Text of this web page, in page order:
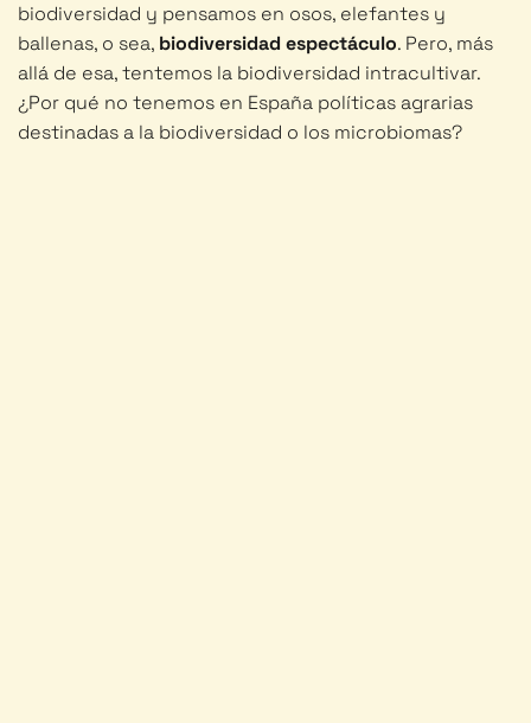
biodiversidad y pensamos en osos, elefantes y
ballenas, o sea, biodiversidad espectáculo. Pero, más
allá de esa, tentemos la biodiversidad intracultivar.
¿Por qué no tenemos en España políticas agrarias
destinadas a la biodiversidad o los microbiomas?